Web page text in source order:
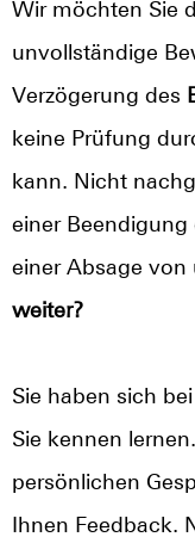
Wir möchten Sie
unvollständige
Verzögerung des
keine Prüfung
kann. Nicht
einer Beendigung
einer Absage von
weiter?
Sie haben sich
Sie kennen
persönlichen
Ihnen Feedback.